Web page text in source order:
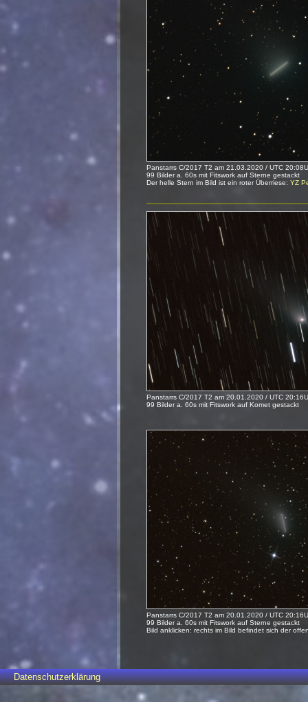
Panstarrs C/2017 T2 am 21.03.2020 / UTC
99 Bilder a. 60s mit Fitswork auf Sterne gestackt
Der helle Stern im Bild ist ein roter Überriese:YZ
Panstarrs C/2017 T2 am 20.01.2020 / UTC
99 Bilder a. 60s mit Fitswork auf Komet gestackt
Panstarrs C/2017 T2 am 20.01.2020 / UTC
99 Bilder a. 60s mit Fitswork auf Sterne gestackt
Bild anklicken: rechts im Bild befindet sich der
Datenschutzerklärung